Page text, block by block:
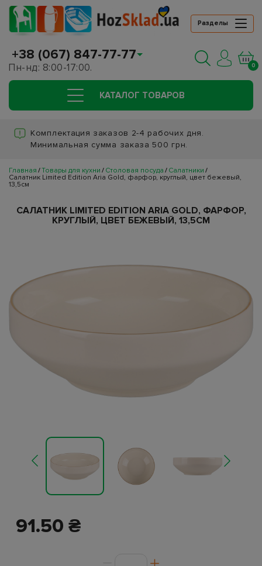
Разделы
+38 (067) 847-77-77
Пн-нд: 8:00-17:00. 0
КАТАЛОГ ТОВАРОВ
Комплектация заказов 2-4 рабочих дня.
Минимальная сумма заказа 500 грн.
Главная Товары для кухни Столовая посуда
Салатники
Салатник Limited Edition Aria Gold, фарфор, круглый, цвет бежевый,
13,5см
САЛАТНИК LIMITED EDITION ARIA GOLD, ФАРФОР,
КРУГЛЫЙ, ЦВЕТ БЕЖЕВЫЙ, 13,5СМ
91.50 ₴